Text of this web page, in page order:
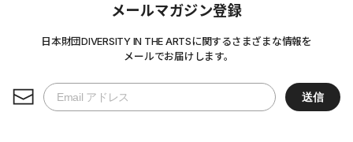
メールマガジン登録
日本財団DIVERSITY IN THE ARTSに関するさまざまな情報を
メールでお届けします。